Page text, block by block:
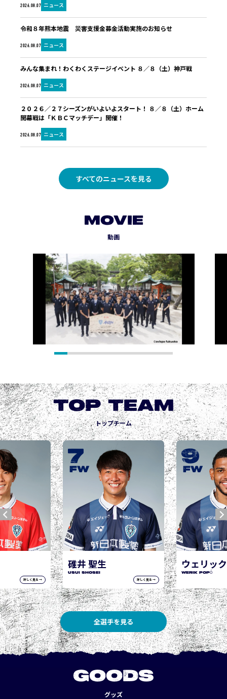
2026.08.07 ニュース
2026.08.07 ニュース
令和８年熊本地震 災害支援金募金活動実施のお知らせ
2026.08.07 ニュース
みんな集まれ！わくわくステージイベント ８／８（土）神戸戦
2026.08.07 ニュース
２０２６／２７シーズンがいよいよスタート！ ８／８（土）ホーム
開幕戦は「ＫＢＣマッチデー」開催！
すべてのニュースを見る
MOVIE
動画
TOP TEAM
トップチーム
詳しく見る →
ウェリック ポポ
WERIK POPÓ
詳しく見る →
9
FW
城後 寿
JOGO Hisashi
10
FW
全選手を見る
GOODS
グッズ